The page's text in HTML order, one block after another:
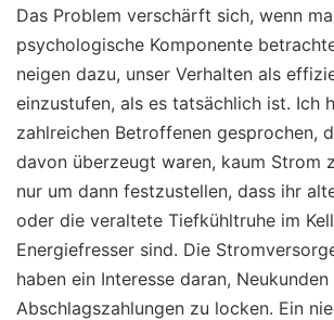
Das Problem verschärft sich, wenn
psychologische Komponente
neigen dazu, unser Verhalten als
einzustufen, als es tatsächlich ist. Ich
zahlreichen Betroffenen gesprochen,
davon überzeugt waren, kaum Strom
nur um dann festzustellen, dass ihr
oder die veraltete Tiefkühltruhe im
Energiefresser sind. Die
haben ein Interesse daran,
Abschlagszahlungen zu locken. Ein